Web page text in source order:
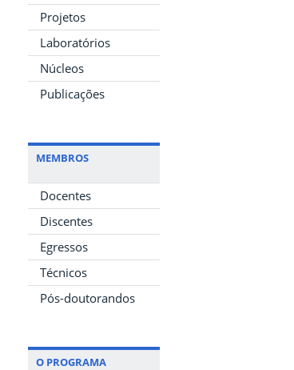
Projetos
Laboratórios
Núcleos
Publicações
MEMBROS
Docentes
Discentes
Egressos
Técnicos
Pós-doutorandos
O PROGRAMA